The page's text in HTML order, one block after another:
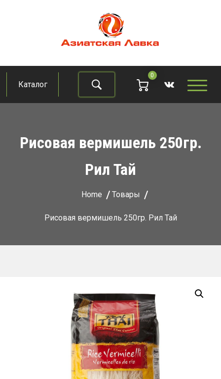
Азиатская лавка
Продукты из восточно-азиатских стран
Каталог
0
Рисовая вермишель 250гр.
Рил Тай
Home Товары
Рисовая вермишель 250гр. Рил Тай